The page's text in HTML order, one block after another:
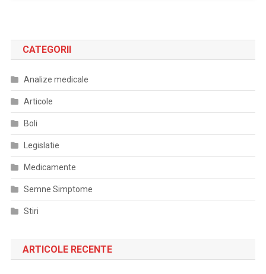
CATEGORII
Analize medicale
Articole
Boli
Legislatie
Medicamente
Semne Simptome
Stiri
ARTICOLE RECENTE